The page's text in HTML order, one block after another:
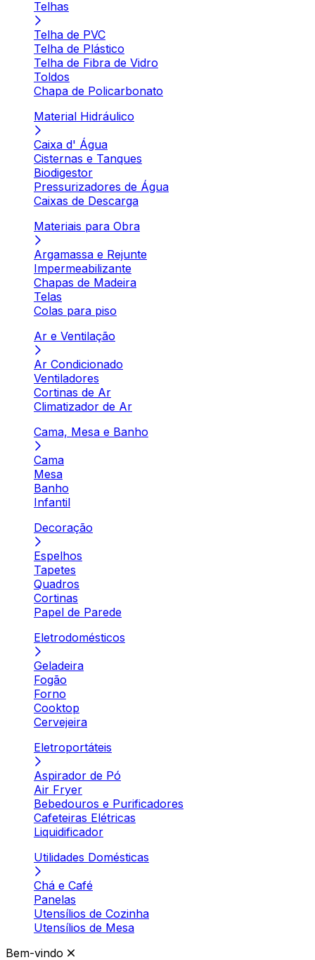
Telhas
Telha de PVC
Telha de Plástico
Telha de Fibra de Vidro
Toldos
Chapa de Policarbonato
Material Hidráulico
Caixa d' Água
Cisternas e Tanques
Biodigestor
Pressurizadores de Água
Caixas de Descarga
Materiais para Obra
Argamassa e Rejunte
Impermeabilizante
Chapas de Madeira
Telas
Colas para piso
Ar e Ventilação
Ar Condicionado
Ventiladores
Cortinas de Ar
Climatizador de Ar
Cama, Mesa e Banho
Cama
Mesa
Banho
Infantil
Decoração
Espelhos
Tapetes
Quadros
Cortinas
Papel de Parede
Eletrodomésticos
Geladeira
Fogão
Forno
Cooktop
Cervejeira
Eletroportáteis
Aspirador de Pó
Air Fryer
Bebedouros e Purificadores
Cafeteiras Elétricas
Liquidificador
Utilidades Domésticas
Chá e Café
Panelas
Utensílios de Cozinha
Utensílios de Mesa
Bem-vindo